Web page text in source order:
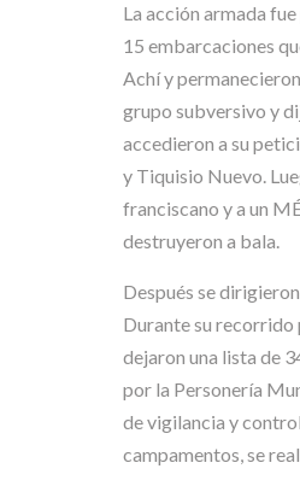
La acción armada
15 embarcaciones
Achí y
grupo subversivo y
accedieron a su
y Tiquisio Nuevo.
franciscano y a un
destruyeron a bala.
Después se
Durante su recorrido
dejaron una lista de
por la Personería
de vigilancia y
campamentos, se